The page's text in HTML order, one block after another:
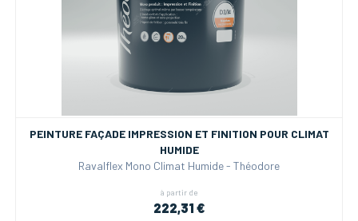
PEINTURE FAÇADE IMPRESSION ET FINITION POUR CLIMAT
HUMIDE
Ravalflex Mono Climat Humide - Théodore
à partir de
222,31 €